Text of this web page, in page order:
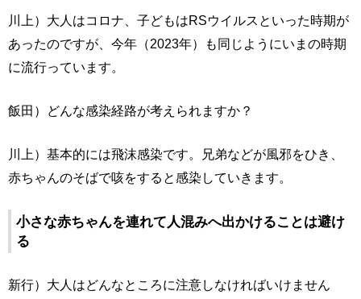
川上）大人はコロナ、子どもはRSウイルスといった時期が
あったのですが、今年（2023年）も同じようにいまの時期
に流行っています。
飯田）どんな感染経路が考えられますか？
川上）基本的には飛沫感染です。兄弟などが風邪をひき、
赤ちゃんのそばで咳をすると感染していきます。
小さな赤ちゃんを連れて人混みへ出かけることは避け
る
新行）大人はどんなところに注意しなければいけません